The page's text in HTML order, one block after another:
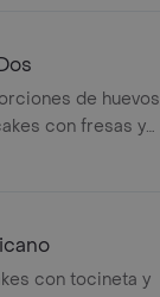
de huevos
con fresas y
de naranja.
con tocineta y